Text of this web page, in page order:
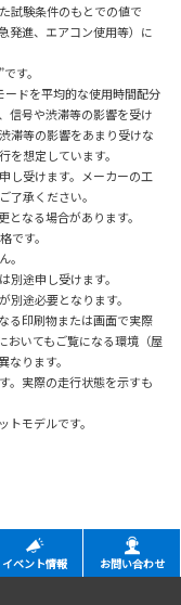
試験条件のもとでの値で
発進、エアコン使用等）に
す。
ドを平均的な使用時間配分
信号や渋滞等の影響を受け
滞等の影響をあまり受けな
想定しています。
し受けます。メーカーの工
了承ください。
なる場合があります。
です。
。
途申し受けます。
途必要となります。
る印刷物または画面で実際
おいてもご覧になる環境（屋
ります。
。実際の走行状態を示すも
モデルです。
イベント情報 お問い合わせ